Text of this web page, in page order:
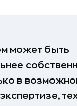
может быть
в